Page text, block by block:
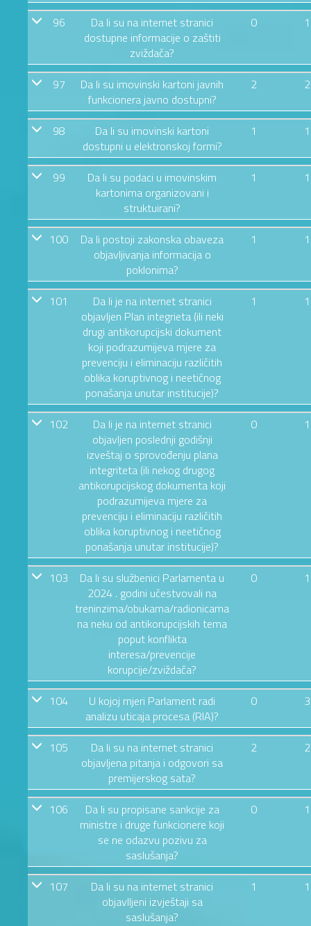
96
Da li su na internet stranici
dostupne informacije o zaštiti
zviždača?
0 1
97
Da li su imovinski kartoni javnih
funkcionera javno dostupni?
2 2
98
Da li su imovinski kartoni
dostupni u elektronskoj formi?
1 1
99
Da li su podaci u imovinskim
kartonima organizovani i
struktuirani?
1 1
100
Da li postoji zakonska obaveza
objavljivanja informacija o
poklonima?
1 1
101
Da li je na internet stranici
objavljen Plan integrieta (ili neki
drugi antikorupcijski dokument
koji podrazumijeva mjere za
prevenciju i eliminaciju različitih
oblika koruptivnog i neetičnog
ponašanja unutar institucije)?
1 1
102
Da li je na internet stranici
objavljen poslednji godišnji
izveštaj o sprovođenju plana
integriteta (ili nekog drugog
antikorupcijskog dokumenta koji
podrazumijeva mjere za
prevenciju i eliminaciju različitih
oblika koruptivnog i neetičnog
ponašanja unutar institucije)?
0 1
103
Da li su službenici Parlamenta u
2024 . godini učestvovali na
treninzima/obukama/radionicama
na neku od antikorupcijskih tema
poput konflikta
interesa/prevencije
korupcije/zviždača?
0 1
104
U kojoj mjeri Parlament radi
analizu uticaja procesa (RIA)?
0 3
105
Da li su na internet stranici
objavljena pitanja i odgovori sa
premijerskog sata?
2 2
106
Da li su propisane sankcije za
ministre i druge funkcionere koji
se ne odazvu pozivu za
saslušanja?
0 1
107
Da li su na internet stranici
objavlljeni izvještaji sa
saslušanja?
1 1